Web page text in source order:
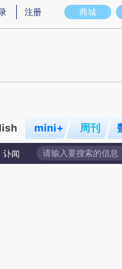
存在偏差。不代表财新观点和立
商城
注册
mini+ 周刊
讣闻